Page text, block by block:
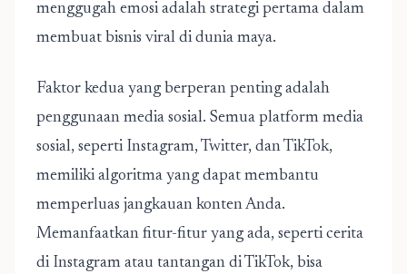
menggugah emosi adalah strategi pertama dalam
membuat bisnis viral di dunia maya.
Faktor kedua yang berperan penting adalah
penggunaan media sosial. Semua platform media
sosial, seperti Instagram, Twitter, dan TikTok,
memiliki algoritma yang dapat membantu
memperluas jangkauan konten Anda.
Memanfaatkan fitur-fitur yang ada, seperti cerita
di Instagram atau tantangan di TikTok, bisa